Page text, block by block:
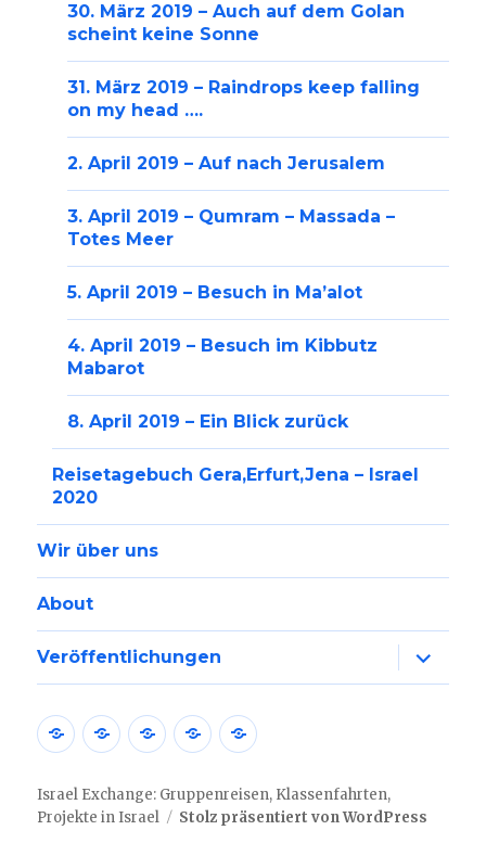
30. März 2019 – Auch auf dem Golan
scheint keine Sonne
31. März 2019 – Raindrops keep falling
on my head ….
2. April 2019 – Auf nach Jerusalem
3. April 2019 – Qumram – Massada –
Totes Meer
5. April 2019 – Besuch in Ma’alot
4. April 2019 – Besuch im Kibbutz
Mabarot
8. April 2019 – Ein Blick zurück
Reisetagebuch Gera,Erfurt,Jena – Israel
2020
Wir über uns
About
Veröffentlichungen
Nachrichten
Israel
Allgemein
Gruppenreisen
Klassenfahrten
Israel
Israel Exchange: Gruppenreisen, Klassenfahrten,
Projekte in Israel
Stolz präsentiert von WordPress